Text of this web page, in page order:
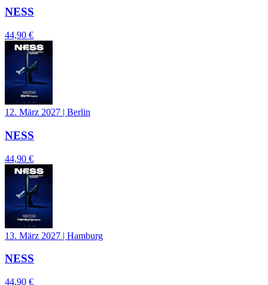
NESS
44,90 €
12. März 2027 | Berlin
NESS
44,90 €
13. März 2027 | Hamburg
NESS
44,90 €